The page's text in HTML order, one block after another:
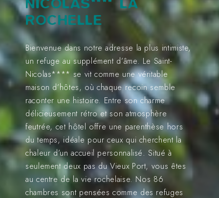
ROCHELLE
Bienvenue dans notre adresse la plus intimiste,
un refuge au supplément d’âme. Le Saint-
Nicolas**** se vit comme une véritable
maison d’hôtes, où chaque recoin semble
raconter une histoire. Entre son charme
délicieusement rétro et son atmosphère
feutrée, cet hôtel offre une parenthèse hors
du temps, idéale pour ceux qui cherchent la
chaleur d’un accueil personnalisé. Situé à
seulement deux pas du Vieux Port, vous êtes
au centre de la vie rochelaise. Nos 86
chambres sont pensées comme des refuges